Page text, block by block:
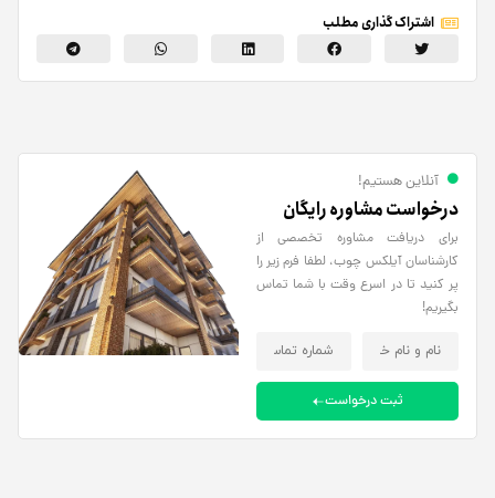
اشتراک گذاری مطلب
آنلاین هستیم!
درخواست مشاوره رایگان
برای دریافت مشاوره تخصصی از
کارشناسان آیلکس چوب، لطفا فرم زیر را
پر کنید تا در اسرع وقت با شما تماس
بگیریم!
ثبت درخواست